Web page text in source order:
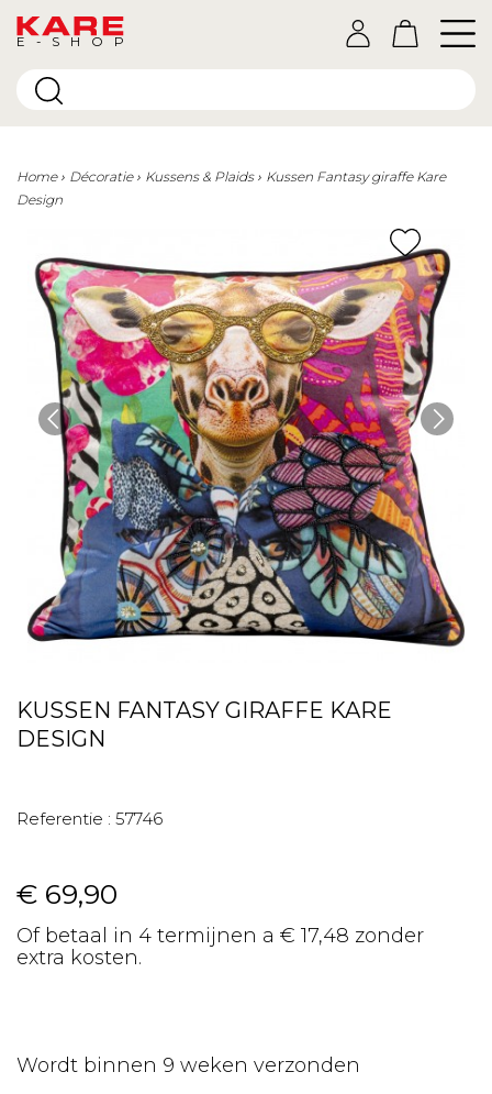
E-SHOP
Home Décoratie Kussens & Plaids
Kussen Fantasy giraffe Kare
Design
KUSSEN FANTASY GIRAFFE KARE
DESIGN
Referentie : 57746
€ 69,90
Of betaal in 4 termijnen a € 17,48 zonder
extra kosten.
Wordt binnen 9 weken verzonden